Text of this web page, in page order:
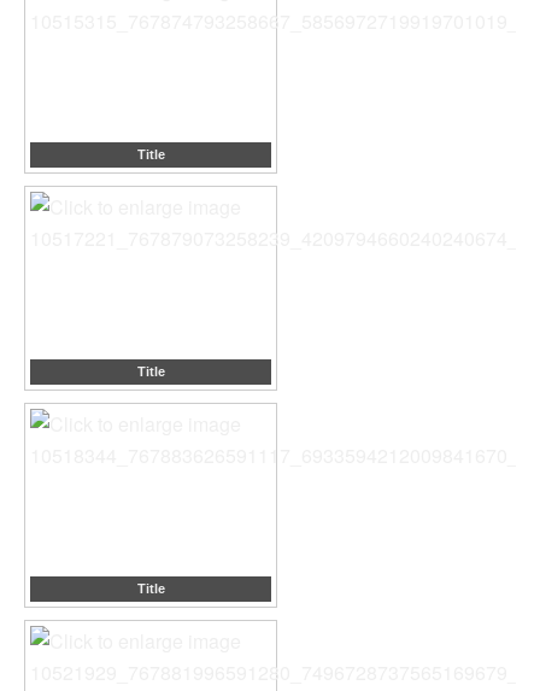
Title
Title
Title